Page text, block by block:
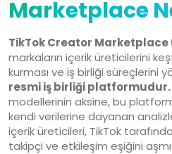
Marketplace
TikTok Creator Marketplace
markaların içerik üreticilerini
kurması ve iş birliği süreçlerini
resmi iş birliği platformudur.
modellerinin aksine, bu
kendi verilerine dayanan
içerik üreticileri, TikTok
takipçi ve etkileşim eşiğini